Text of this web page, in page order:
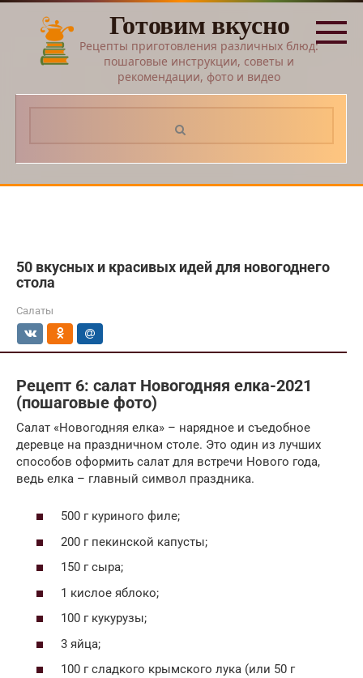
Перейти
контенту
Готовим вкусно
Рецепты приготовления различных блюд:
пошаговые инструкции, советы и
рекомендации, фото и видео
50 вкусных и красивых идей для новогоднего
стола
Салаты
Рецепт 6: салат Новогодняя елка-2021
(пошаговые фото)
Салат «Новогодняя елка» – нарядное и съедобное
деревце на праздничном столе. Это один из лучших
способов оформить салат для встречи Нового года,
ведь елка – главный символ праздника.
500 г куриного филе;
200 г пекинской капусты;
150 г сыра;
1 кислое яблоко;
100 г кукурузы;
3 яйца;
100 г сладкого крымского лука (или 50 г